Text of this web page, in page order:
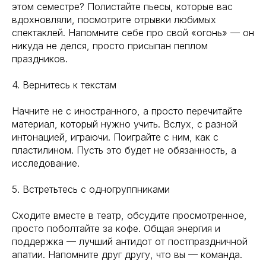
этом семестре? Полистайте пьесы, которые вас
вдохновляли, посмотрите отрывки любимых
спектаклей. Напомните себе про свой «огонь» — он
никуда не делся, просто присыпан пеплом
праздников.
4. Вернитесь к текстам
Начните не с иностранного, а просто перечитайте
материал, который нужно учить. Вслух, с разной
интонацией, играючи. Поиграйте с ним, как с
пластилином. Пусть это будет не обязанность, а
исследование.
5. Встретьтесь с одногруппниками
Сходите вместе в театр, обсудите просмотренное,
просто поболтайте за кофе. Общая энергия и
поддержка — лучший антидот от постпраздничной
апатии. Напомните друг другу, что вы — команда.